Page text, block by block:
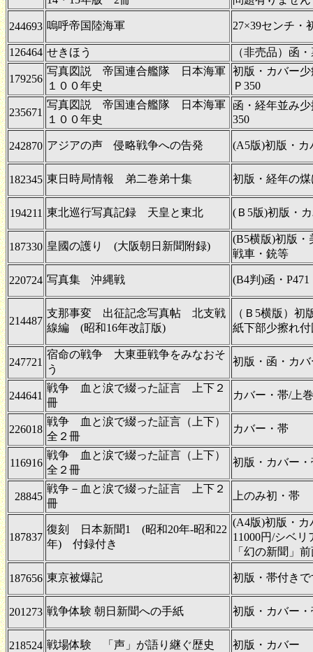
244693 嗚呼帝国陸海軍 27×39センチ・
126464 せきほう （非売品）函
179256
写真図説 帝国連合艦隊 日本海軍
１００年史
初版・カバー
Ｐ350
235671
写真図説 帝国連合艦隊 日本海軍
１００年史
函・経年並み
350
242870 アジアの声 侵略戦争への告発 (A5版)初版・カ
182345 東日時局情報 弟二巻弟十集 初版・経年の
194211 東北巡行写真記録 天皇と東北 (Ｂ5版)初版・
187330 皇國の護り (大阪朝日新聞附録)
(B5横版)初版・
戦車・銃等
220724 写真集 沖縄戦 (B4判)函・
214487
支那事変 出征記念写真帖 北支戦
線編 (昭和16年改訂版)
（Ｂ5横版）
紙下部少擦れ
247721
宿命の戦争 大東亜戦争をみなおそ
う
初版・函・カ
244641
戦争 血と涙で綴った証言 上下２
冊
カバー・帯/上
226018
戦争 血と涙で綴った証言（上下）
全２冊
カバー・帯
116916
戦争 血と涙で綴った証言（上下）
全２冊
初版・カバー・
28845
戦争－血と涙で綴った証言 上下２
冊
上のみ初・帯
187837
復刻 日本新聞1 (昭和20年-昭和22
年) 付録付き
(A4版)初版・カ
11000円/シベ
「幻の新聞」
187656 東京被爆記 初版・帯付きで
201273 戦争体験 朝日新聞への手紙 初版・カバー
218524 戦場体験 「声」が語り継ぐ歴史 初版・カバー